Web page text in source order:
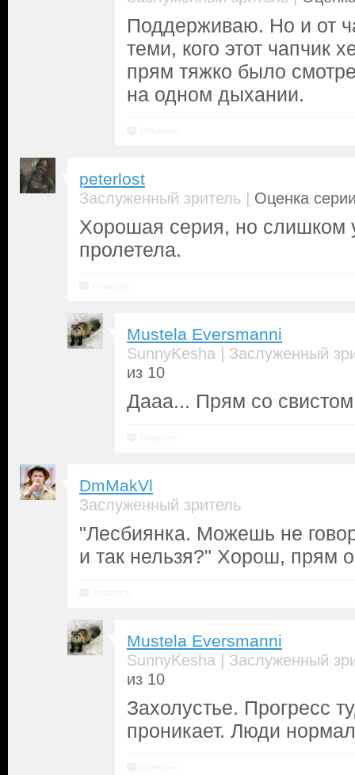
Поддерживаю. Но и от
теми, кого этот чапчик
прям тяжко было
на одном дыхании.
peterlost
Заслуженный зритель | Оценка
Хорошая серия, но слишком
пролетела.
Mustela Eversmanni
SunnyKesha | Заслуженный
из 10
Дааа... Прям со
DmMakVl
Заслуженный зритель
"Лесбиянка. Можешь не
и так нельзя?" Хорош, прям
Mustela Eversmanni
SunnyKesha | Заслуженный
из 10
Захолустье. Прогресс
проникает. Люди